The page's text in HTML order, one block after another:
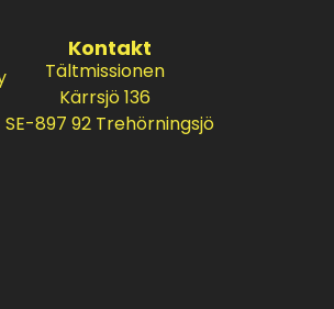
Kontakt
Tältmissionen
Kärrsjö 136
SE-897 92 Trehörningsjö